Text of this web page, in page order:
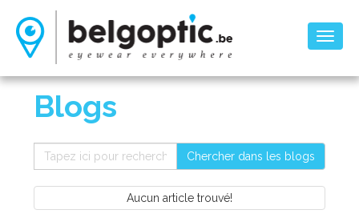
Blogs
Chercher dans les blogs
Aucun article trouvé!